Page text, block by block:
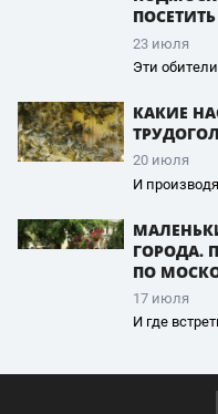
ПОСЕТИТЬ
23 июля
Эти
КАКИЕ
20 июля
И
ГОРОДА.
ПО
17 июля
И где